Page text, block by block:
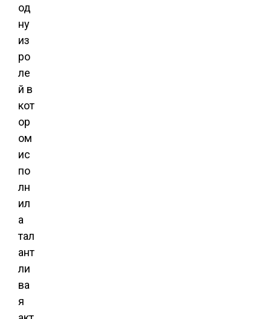
од
ну
из
ро
ле
й в
кот
ор
ом
ис
по
лн
ил
а
тал
ант
ли
ва
я